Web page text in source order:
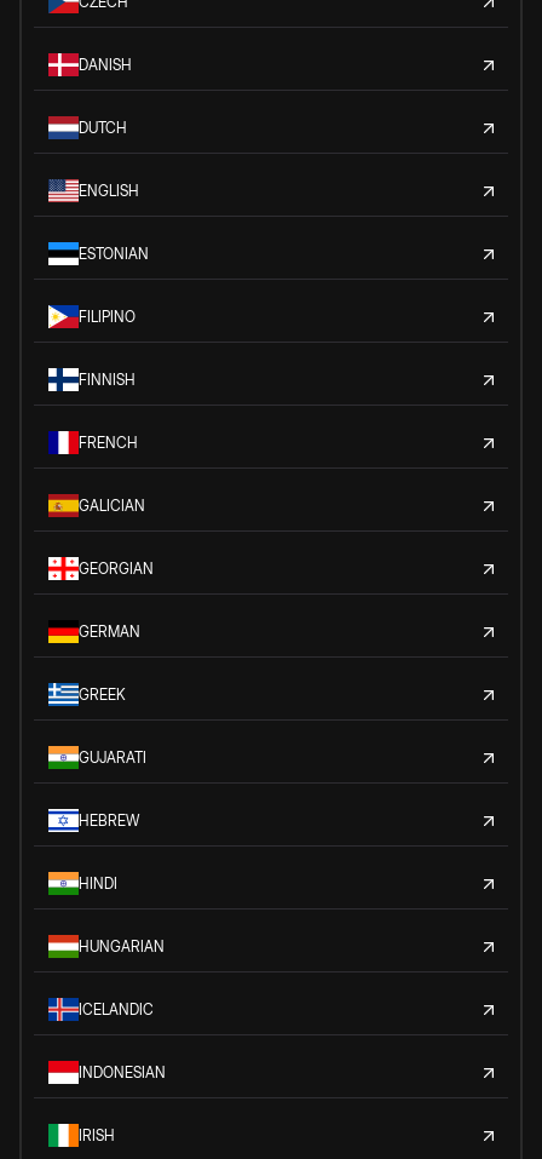
DANISH
DUTCH
ENGLISH
ESTONIAN
FILIPINO
FINNISH
FRENCH
GALICIAN
GEORGIAN
GERMAN
GREEK
GUJARATI
HEBREW
HINDI
HUNGARIAN
ICELANDIC
INDONESIAN
IRISH